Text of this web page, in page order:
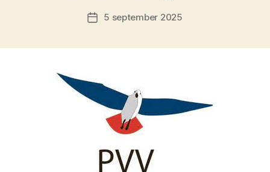
Berichtdatum
5 september 2025